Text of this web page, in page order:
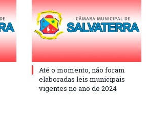
Até o momento, não foram
elaboradas leis municipais
vigentes no ano de 2024